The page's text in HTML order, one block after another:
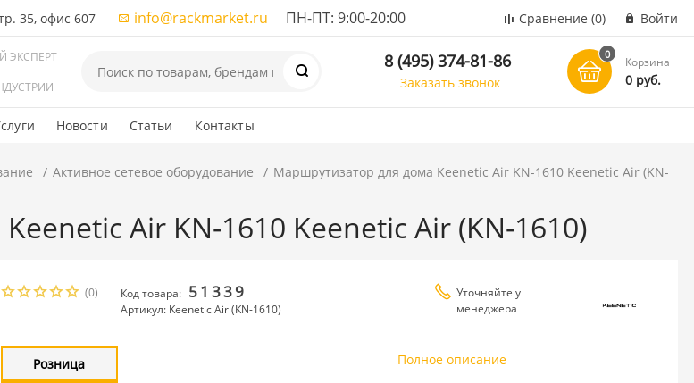
35, офис 607 info@rackmarket.ru ПН-ПТ: 9:00-20:00 Сравнение (0) Войти
ЭКСПЕРТ
8 (495) 374-81-86
Заказать звонок
0
Корзина
0 руб.
Новости Статьи Контакты
Активное сетевое оборудование
Маршрутизатор для дома Keenetic Air KN-1610 Keenetic Air (KN-
Air KN-1610 Keenetic Air (KN-1610)
(0) Код товара: 51339
Артикул: Keenetic Air (KN-1610)
Уточняйте у
менеджера
Розница
Полное описание